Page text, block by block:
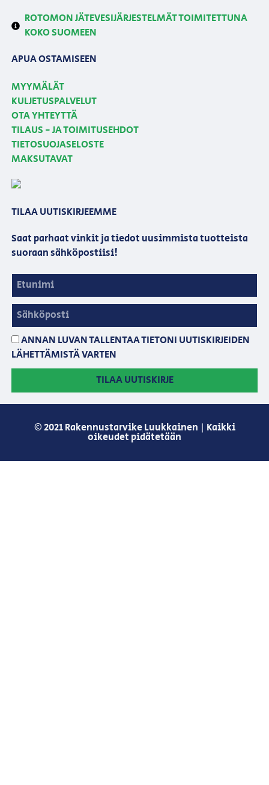
ROTOMON JÄTEVESIJÄRJESTELMÄT TOIMITETTUNA
KOKO SUOMEEN
APUA OSTAMISEEN
MYYMÄLÄT
KULJETUSPALVELUT
OTA YHTEYTTÄ
TILAUS - JA TOIMITUSEHDOT
TIETOSUOJASELOSTE
MAKSUTAVAT
TILAA UUTISKIRJEEMME
Saat parhaat vinkit ja tiedot uusimmista tuotteista
suoraan sähköpostiisi!
ANNAN LUVAN TALLENTAA TIETONI UUTISKIRJEIDEN
LÄHETTÄMISTÄ VARTEN
TILAA UUTISKIRJE
© 2021 Rakennustarvike Luukkainen | Kaikki
oikeudet pidätetään